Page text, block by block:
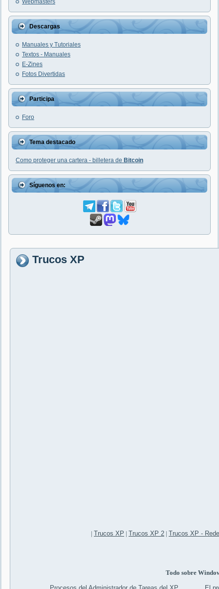
Webmasters
Descargas
Manuales y Tutoriales
Textos - Manuales
E-Zines
Fotos Divertidas
Participa
Foro
Tema destacado
Como proteger una cartera - billetera de Bitcoin
Síguenos en:
Trucos XP
| Trucos XP | Trucos XP 2 | Trucos XP -
Todo sobre